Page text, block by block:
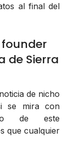
al final del
de Sierra
de nicho
se mira con
de este
que cualquier